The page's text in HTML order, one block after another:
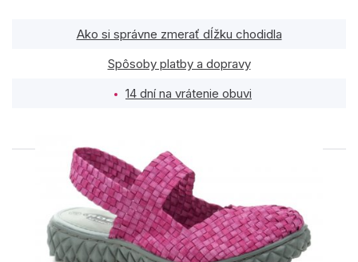
Ako si správne zmerať dĺžku chodidla
Spôsoby platby a dopravy
14 dní na vrátenie obuvi
PODOBNÉ PRODUKTY